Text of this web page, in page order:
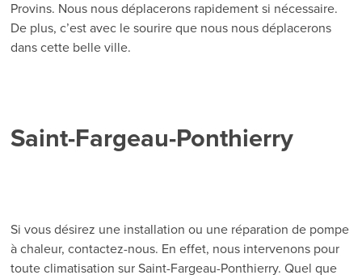
Provins. Nous nous déplacerons rapidement si nécessaire.
De plus, c’est avec le sourire que nous nous déplacerons
dans cette belle ville.
Saint-Fargeau-Ponthierry
Si vous désirez une installation ou une réparation de pompe
à chaleur, contactez-nous. En effet, nous intervenons pour
toute climatisation sur Saint-Fargeau-Ponthierry. Quel que